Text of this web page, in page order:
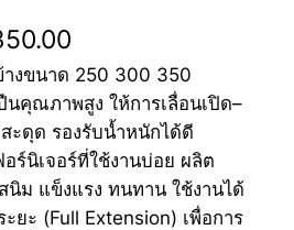
P
r
i
c
e
งขนาด 250 300 350
คุณภาพสูง ให้การเลื่อนเปิด–
ะดุด รองรับน้ำหนักได้ดี
อร์นิเจอร์ที่ใช้งานบ่อย ผลิต
นิม แข็งแรง ทนทาน ใช้งานได้
ะยะ (Full Extension) เพื่อการ